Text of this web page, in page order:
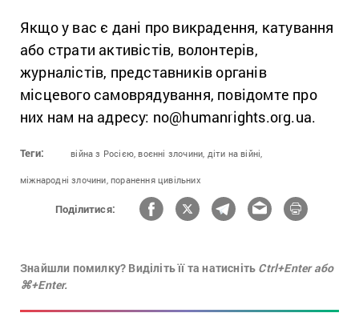
Якщо у вас є дані про викрадення, катування
або страти активістів, волонтерів,
журналістів, представників органів
місцевого самоврядування, повідомте про
них нам на адресу: no@humanrights.org.ua.
Теги: війна з Росією, воєнні злочини, діти на війні,
міжнародні злочини, поранення цивільних
Поділитися:
Знайшли помилку? Виділіть її та натисніть Ctrl+Enter або
⌘+Enter.